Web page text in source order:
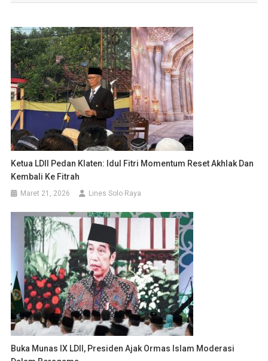
Ketua LDII Pedan Klaten: Idul Fitri Momentum Reset Akhlak Dan
Kembali Ke Fitrah
Maret 21, 2026 Lines Solo Raya
Buka Munas IX LDII, Presiden Ajak Ormas Islam Moderasi